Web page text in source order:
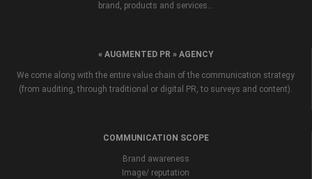
brand, products and services...
« AUGMENTED PR » AGENCY
We come along with the entire value chain of the communication strategy
(from auditing, through traditional or digital PR, to surveys and content).
COMMUNICATION SCOPE
Brand awareness
Image/ reputation